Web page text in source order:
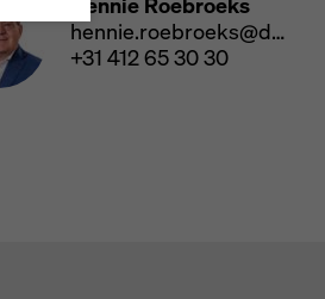
hennie.roebroeks@doka.com
+31 412 65 30 30
en